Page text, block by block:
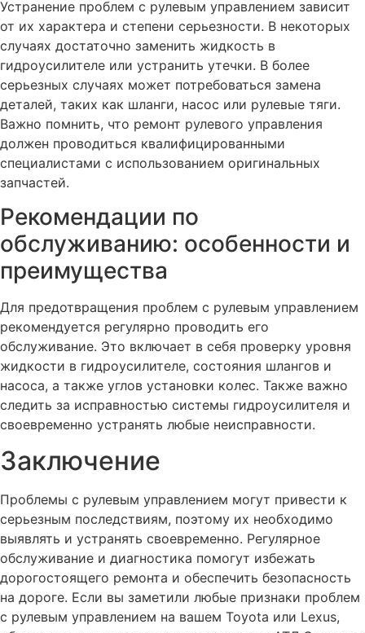
Устранение проблем с рулевым управлением зависит
от их характера и степени серьезности. В некоторых
случаях достаточно заменить жидкость в
гидроусилителе или устранить утечки. В более
серьезных случаях может потребоваться замена
деталей, таких как шланги, насос или рулевые тяги.
Важно помнить, что ремонт рулевого управления
должен проводиться квалифицированными
специалистами с использованием оригинальных
запчастей.
Рекомендации по
обслуживанию: особенности и
преимущества
Для предотвращения проблем с рулевым управлением
рекомендуется регулярно проводить его
обслуживание. Это включает в себя проверку уровня
жидкости в гидроусилителе, состояния шлангов и
насоса, а также углов установки колес. Также важно
следить за исправностью системы гидроусилителя и
своевременно устранять любые неисправности.
Заключение
Проблемы с рулевым управлением могут привести к
серьезным последствиям, поэтому их необходимо
выявлять и устранять своевременно. Регулярное
обслуживание и диагностика помогут избежать
дорогостоящего ремонта и обеспечить безопасность
на дороге. Если вы заметили любые признаки проблем
с рулевым управлением на вашем Toyota или Lexus,